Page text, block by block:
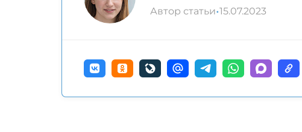
Автор статьи•15.07.2023